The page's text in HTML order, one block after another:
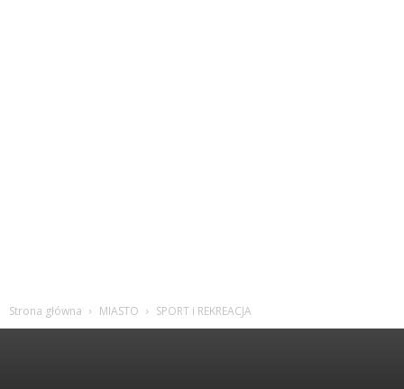
Strona główna MIASTO SPORT i REKREACJA